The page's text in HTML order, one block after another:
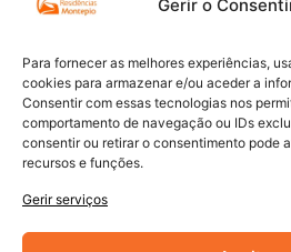
Gerir o
Para fornecer as melhores experiências,
cookies para armazenar e/ou aceder a
Consentir com essas tecnologias nos
comportamento de navegação ou IDs
consentir ou retirar o consentimento pode
recursos e funções.
Gerir serviços
APOIO AO
Meios de
Compra
Campanhas